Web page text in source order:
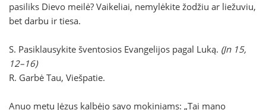
pasiliks Dievo meilė? Vaikeliai, nemylėkite žodžiu ar liežuviu,
bet darbu ir tiesa.
S. Pasiklausykite šventosios Evangelijos pagal Luką. (Jn 15,
12–16)
R. Garbė Tau, Viešpatie.
Anuo metu Jėzus kalbėjo savo mokiniams: „Tai mano